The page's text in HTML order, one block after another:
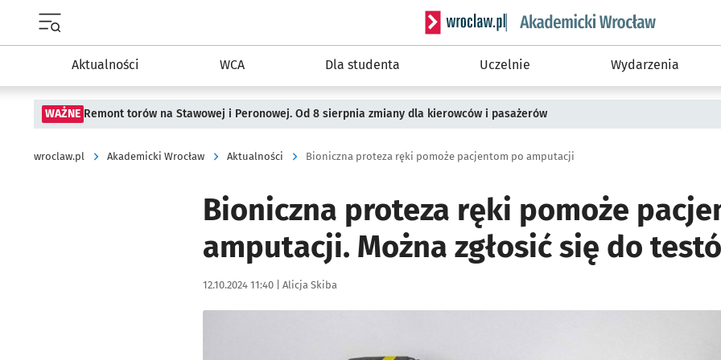
Menu główne portalu wroclaw.pl
Serwis informacyjny wroclaw.pl podserwis:
Aktualności WCA Dla studenta Uczelnie Wydarzenia
WAŻNE Remont torów na Stawowej i Peronowej. Od 8 sierpnia zmiany dla kierowców i pasażerów
wroclaw.pl Akademicki Wrocław Aktualności Bioniczna proteza ręki pomoże pacjentom po amputacji
Bioniczna proteza ręki pomoże
amputacji. Można zgłosić się do
Data publikacji:
12.10.2024 11:40 | Autor:
Alicja Skiba